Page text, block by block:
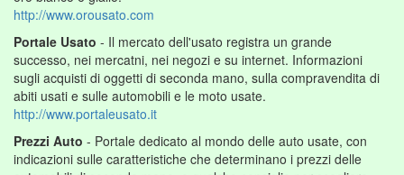
http://www.orousato.com
Portale Usato - Il mercato dell'usato registra un grande
successo, nei mercatni, nei negozi e su internet. Informazioni
sugli acquisti di oggetti di seconda mano, sulla compravendita di
abiti usati e sulle automobili e le moto usate.
http://www.portaleusato.it
Prezzi Auto - Portale dedicato al mondo delle auto usate, con
indicazioni sulle caratteristiche che determinano i prezzi delle